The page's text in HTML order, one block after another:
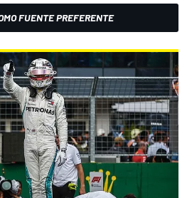
FUENTE PREFERENTE